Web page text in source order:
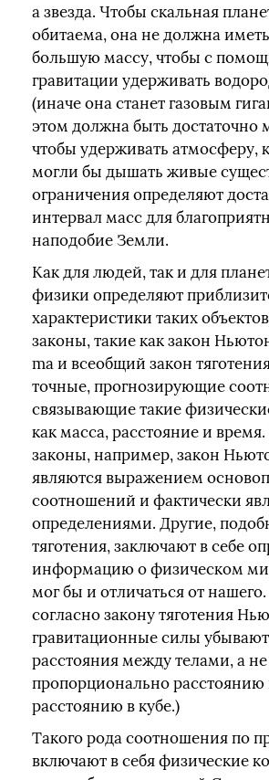
а звезда. Чтобы скальная
обитаема, она не должна
большую массу, чтобы с
гравитации удерживать
(иначе она станет газовым
этом должна быть достаточно
чтобы удерживать атмосферу,
могли бы дышать живые
ограничения определяют
интервал масс для
наподобие Земли.
Как для людей, так и для
физики определяют
характеристики таких
законы, такие как закон
ma и всеобщий закон
точные, прогнозирующие
связывающие такие
как масса, расстояние и
законы, например, закон
являются выражением
соотношений и фактически
определениями. Другие,
тяготения, заключают в себе
информацию о физическом
мог бы и отличаться от
согласно закону тяготения
гравитационные силы убывают
расстояния между телами, а
пропорционально расстоянию
расстоянию в кубе.)
Такого рода соотношения по
включают в себя физические